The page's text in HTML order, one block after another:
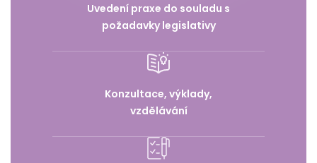
Uvedení praxe do souladu s
požadavky legislativy
Konzultace, výklady,
vzdělávání